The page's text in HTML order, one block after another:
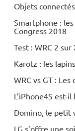
Objets
Smartphone :
Congress 2018
Test : WRC 2 sur
Karotz : les
WRC vs GT :
L’iPhone4S est-il
Domino, le petit
LG s’offre une